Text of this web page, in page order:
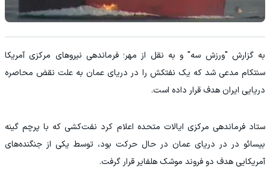
به گزارش "ورزش سه" و به نقل از مهر؛ فرماندهی نیرو‌های مرکزی آمریکا
سنتکام مدعی شد که یک نفتکش را در دریای عمان به علت نقض محاصره
دریایی ایران هدف قرار داده است.
ستاد فرماندهی مرکزی ایالات متحده اعلام کرد نفت‌کشی که با پرچم گینه
بیسائو در در دریای عمان در حال حرکت بود، توسط یکی از جنگنده‌های
آمریکایی هدف دو فروند موشک هلفایر قرار گرفت.